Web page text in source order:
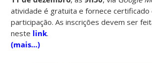
atividade é gratuita e fornece certificado
participação. As inscrições devem ser
neste link.
(mais…)